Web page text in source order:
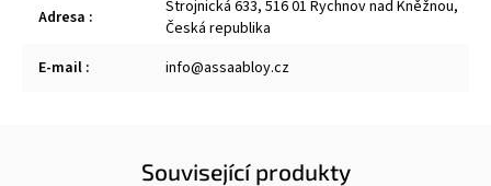
Adresa :
Strojnická 633, 516 01 Rychnov nad Kněžnou,
Česká republika
E-mail : info@assaabloy.cz
Související produkty